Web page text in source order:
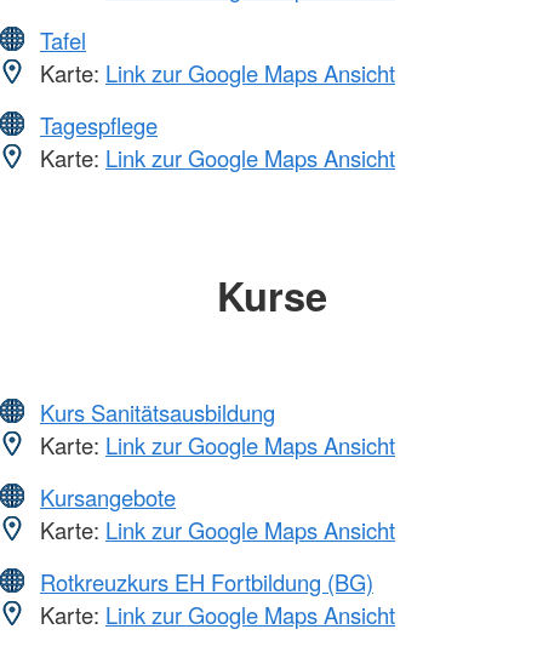
Tafel
Karte: Link zur Google Maps Ansicht
Tagespflege
Karte: Link zur Google Maps Ansicht
Kurse
Kurs Sanitätsausbildung
Karte: Link zur Google Maps Ansicht
Kursangebote
Karte: Link zur Google Maps Ansicht
Rotkreuzkurs EH Fortbildung (BG)
Karte: Link zur Google Maps Ansicht